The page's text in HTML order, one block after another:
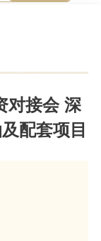
对接会 深
配套项目